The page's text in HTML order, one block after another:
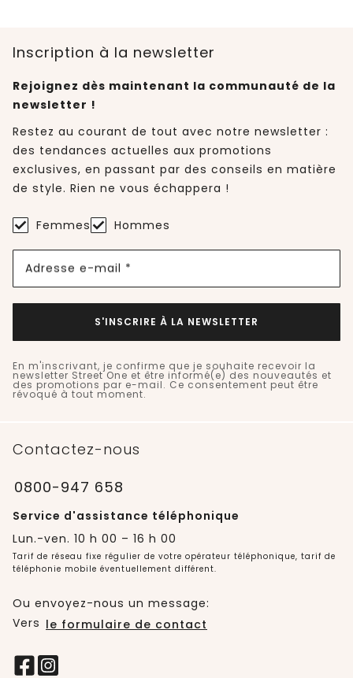
Inscription à la newsletter
Rejoignez dès maintenant la communauté de la
newsletter !
Restez au courant de tout avec notre newsletter :
des tendances actuelles aux promotions
exclusives, en passant par des conseils en matière
de style. Rien ne vous échappera !
Femmes Hommes
Adresse e-mail *
S'INSCRIRE À LA NEWSLETTER
En m'inscrivant, je confirme que je souhaite recevoir la
newsletter Street One et être informé(e) des nouveautés et
des promotions par e-mail. Ce consentement peut être
révoqué à tout moment.
Contactez-nous
0800-947 658
Service d'assistance téléphonique
Lun.-ven. 10 h 00 – 16 h 00
Tarif de réseau fixe régulier de votre opérateur téléphonique, tarif de
téléphonie mobile éventuellement différent.
Ou envoyez-nous un message:
Vers le formulaire de contact